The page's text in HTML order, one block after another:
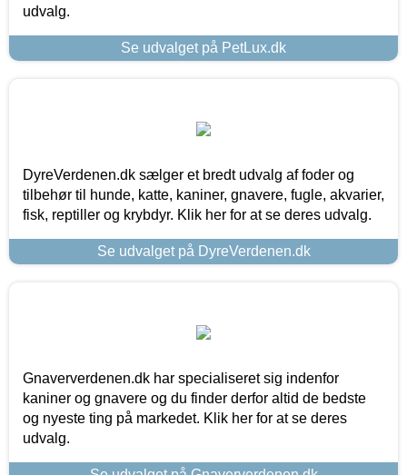
udvalg.
Se udvalget på PetLux.dk
DyreVerdenen.dk sælger et bredt udvalg af foder og
tilbehør til hunde, katte, kaniner, gnavere, fugle, akvarier,
fisk, reptiller og krybdyr. Klik her for at se deres udvalg.
Se udvalget på DyreVerdenen.dk
Gnaververdenen.dk har specialiseret sig indenfor
kaniner og gnavere og du finder derfor altid de bedste
og nyeste ting på markedet. Klik her for at se deres
udvalg.